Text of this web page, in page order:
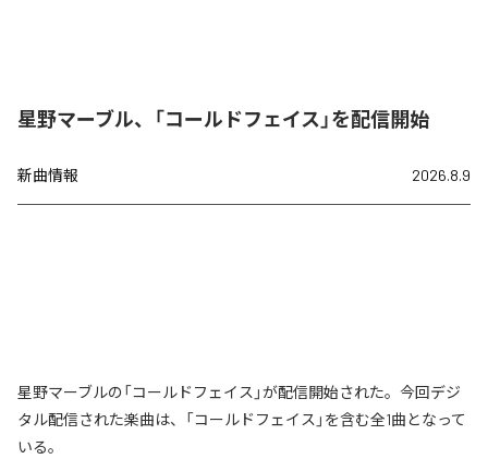
星野マーブル、「コールドフェイス」を配信開始
新曲情報 2026.8.9
星野マーブルの「コールドフェイス」が配信開始された。今回デジ
タル配信された楽曲は、「コールドフェイス」を含む全1曲となって
いる。